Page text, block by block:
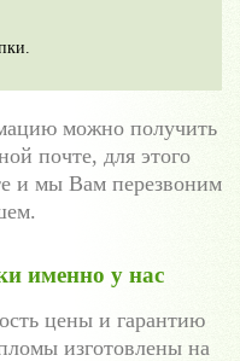
можно получить
почте, для этого
и мы Вам перезвоним
именно у нас
цены и гарантию
изготовлены на